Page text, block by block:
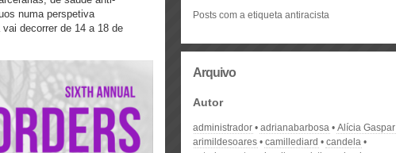
numa perspetiva
decorrer de 14 a 18 de
Posts com a etiqueta antiracista
Arquivo
Autor
administrador adrianabarbosa
Alícia Gaspar
arimildesoares
camillediard
candela